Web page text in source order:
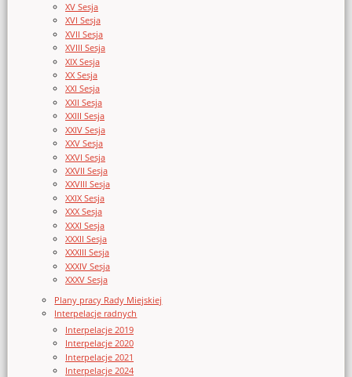
XV Sesja
XVI Sesja
XVII Sesja
XVIII Sesja
XIX Sesja
XX Sesja
XXI Sesja
XXII Sesja
XXIII Sesja
XXIV Sesja
XXV Sesja
XXVI Sesja
XXVII Sesja
XXVIII Sesja
XXIX Sesja
XXX Sesja
XXXI Sesja
XXXII Sesja
XXXIII Sesja
XXXIV Sesja
XXXV Sesja
Plany pracy Rady Miejskiej
Interpelacje radnych
Interpelacje 2019
Interpelacje 2020
Interpelacje 2021
Interpelacje 2024